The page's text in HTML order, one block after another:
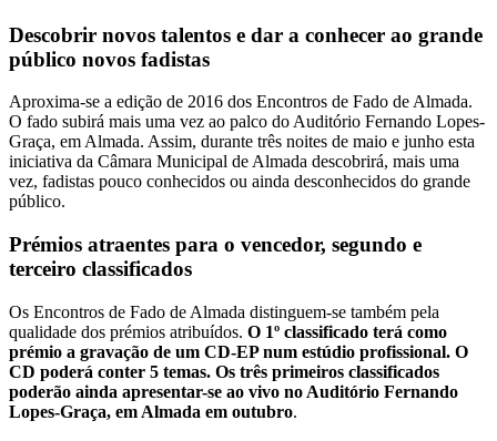
Descobrir novos talentos e dar a conhecer ao grande
público novos fadistas
Aproxima-se a edição de 2016 dos Encontros de Fado de Almada.
O fado subirá mais uma vez ao palco do Auditório Fernando Lopes-
Graça, em Almada. Assim, durante três noites de maio e junho esta
iniciativa da Câmara Municipal de Almada descobrirá, mais uma
vez, fadistas pouco conhecidos ou ainda desconhecidos do grande
público.
Prémios atraentes para o vencedor, segundo e
terceiro classificados
Os Encontros de Fado de Almada distinguem-se também pela
qualidade dos prémios atribuídos. O 1º classificado terá como
prémio a gravação de um CD-EP num estúdio profissional. O
CD poderá conter 5 temas. Os três primeiros classificados
poderão ainda apresentar-se ao vivo no Auditório Fernando
Lopes-Graça, em Almada em outubro.